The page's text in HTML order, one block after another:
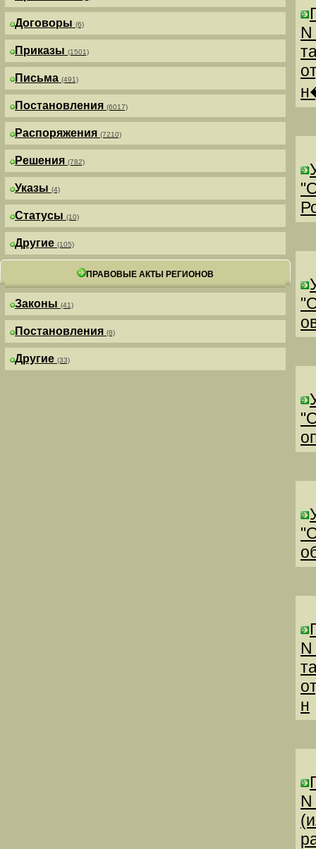
Договоры (6)
Приказы (1501)
Письма (491)
Постановления (6017)
Распоряжения (7210)
Решения (782)
Указы (4)
Статусы (10)
Другие (105)
ПРАВОВЫЕ АКТЫ РЕГИОНОВ
Законы (41)
Постановления (8)
Другие (33)
н